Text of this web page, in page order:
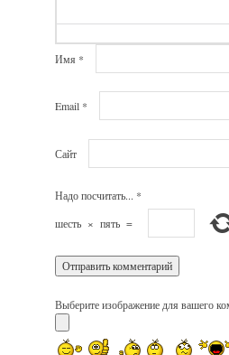
Имя *
Email *
Сайт
Надо посчитать... *
шесть × пять =
Выберите изображение для вашего